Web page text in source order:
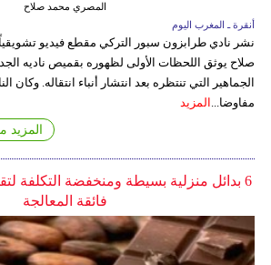
المصري محمد صلاح
أنقرة ـ المغرب اليوم
نشر نادي طرابزون سبور التركي مقطع فيديو
صلاح يوثق اللحظات الأولى لظهوره بقميص ناديه
الجماهير التي تنتظره بعد انتشار أنباء انتقاله. وكان
مفاوضا... المزيد
المزيد
6 بدائل منزلية بسيطة ومنخفضة التكلفة
فائقة المعالجة